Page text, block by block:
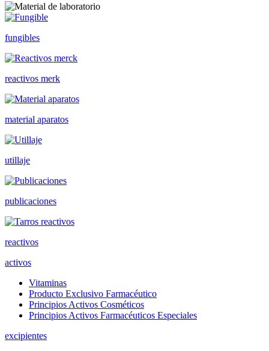
fungibles
reactivos merk
material aparatos
utillaje
publicaciones
reactivos
activos
Vitaminas
Producto Exclusivo Farmacéutico
Principios Activos Cosméticos
Principios Activos Farmacéuticos Especiales
excipientes